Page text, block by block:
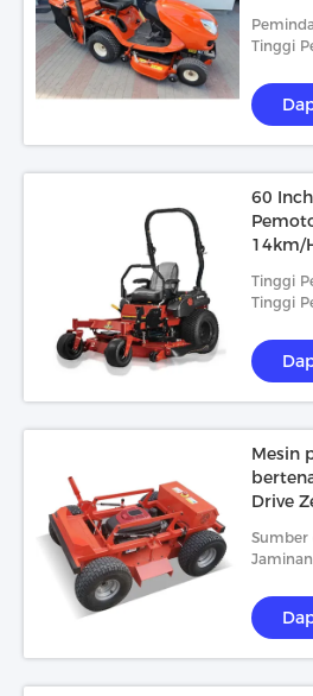
Tinggi
60
14km/
Tinggi
Tinggi
Mesin
Drive
Sumber